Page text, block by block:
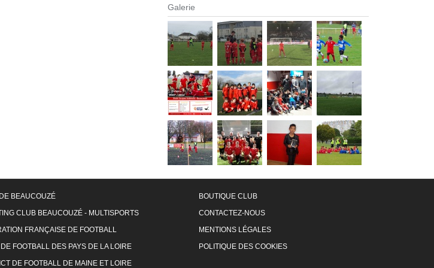
Galerie
BEAUCOUZÉ
CLUB BEAUCOUZÉ - MULTISPORTS
FRANÇAISE DE FOOTBALL
FOOTBALL DES PAYS DE LA LOIRE
DE FOOTBALL DE MAINE ET LOIRE
BOUTIQUE CLUB
CONTACTEZ-NOUS
MENTIONS LÉGALES
POLITIQUE DES COOKIES